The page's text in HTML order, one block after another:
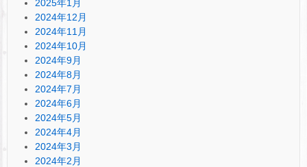
2025年1月
2024年12月
2024年11月
2024年10月
2024年9月
2024年8月
2024年7月
2024年6月
2024年5月
2024年4月
2024年3月
2024年2月